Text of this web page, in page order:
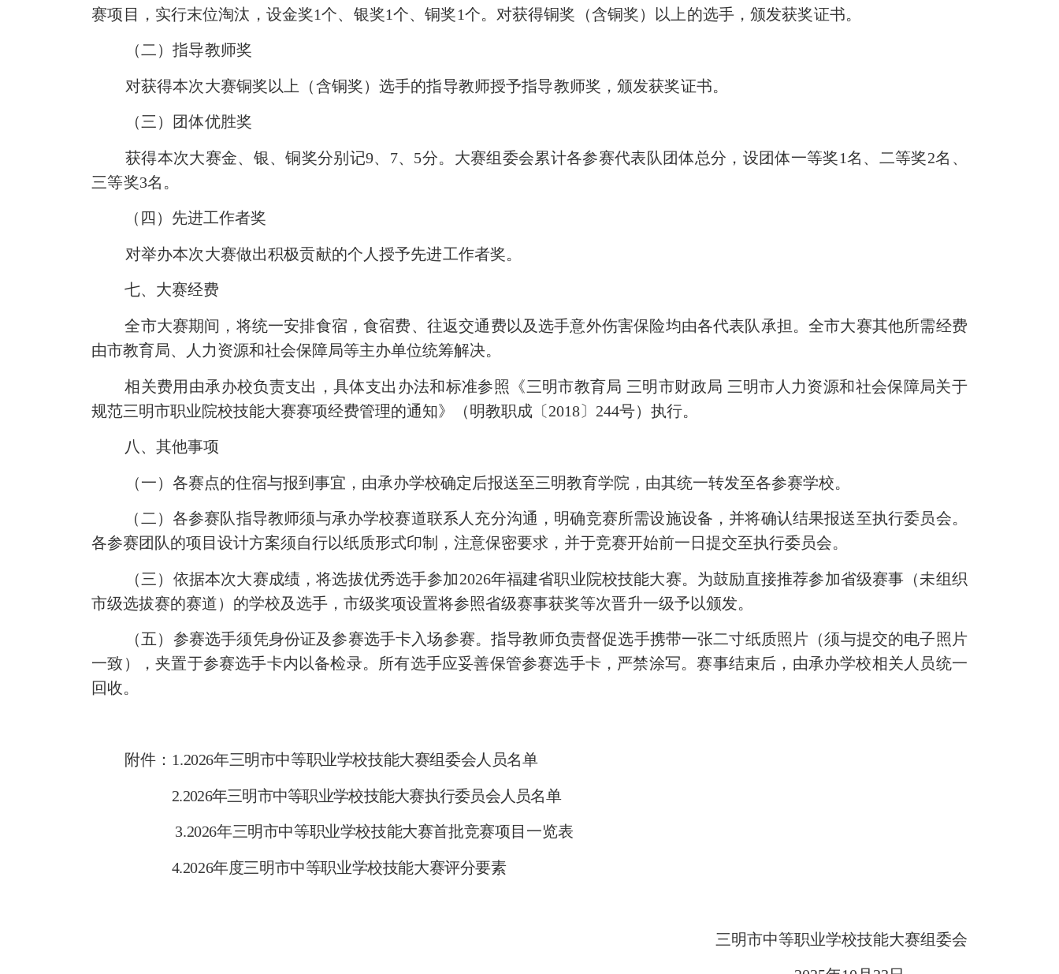
赛项目，实行末位淘汰，设金奖1个、银奖1个、铜奖1个。对获得铜奖（含铜奖）以上的选手，颁发获奖证书。
（二）指导教师奖
对获得本次大赛铜奖以上（含铜奖）选手的指导教师授予指导教师奖，颁发获奖证书。
（三）团体优胜奖
获得本次大赛金、 银、铜奖分别记9、 7、 5分。大赛组委会累计各参赛代表队团体总分，设团体一等奖1名、二等奖2名、
三等奖3名。
（四）先进工作者奖
对举办本次大赛做出积极贡献的个人授予先进工作者奖。
七、大赛经费
全市大赛期间，将统一安排食宿，食宿费、往返交通费以及选手意外伤害保险均由各代表队承担。全市大赛其他所需经费
由市教育局、人力资源和社会保障局等主办单位统筹解决。
相关费用由承办校负责支出，具体支出办法和标准参照《三明市教育局 三明市财政局 三明市人力资源和社会保障局关于
规范三明市职业院校技能大赛赛项经费管理的通知》（明教职成〔2018〕 244号）执行。
八 、其他事项
（一）各赛点的住宿与报到事宜，由承办学校确定后报送至三明教育学院，由其统一转发至各参赛学校。
（二）各参赛队指导教师须与承办学校赛道联系人充分沟通，明确竞赛所需设施设备，并将确认结果报送至执行委员会。
各参赛团队的项目设计方案须自行以纸质形式印制，注意保密要求，并于竞赛开始前一日提交至执行委员会。
（三） 依据本次大赛成绩，将选拔优秀选手参加2026年福建省职业院校技能大赛。 为鼓励直接推荐参加省级赛事（未组织
市级选拔赛的赛道）的学校及选手，市级奖项设置将参照省级赛事获奖等次晋升一级予以颁发。
（五） 参赛选手须凭身份证及参赛选手卡入场参赛。指导教师负责督促选手携带一张二寸纸质照片（须与提交的电子照片
一致），夹置于参赛选手卡内以备检录。所有选手应妥善保管参赛选手卡，严禁涂写。赛事结束后，由承办学校相关人员统一
回收。
附件： 1.2026年三明市中等职业学校技能大赛组委会人员名单
2.2026年三明市中等职业学校技能大赛执行委员会人员名单
3.2026年三明市中等职业学校技能大赛首批竞赛项目 一览表
4.2026年度三明市中等职业学校技能大赛评分要素
三明市中等职业学校技能大赛组委会